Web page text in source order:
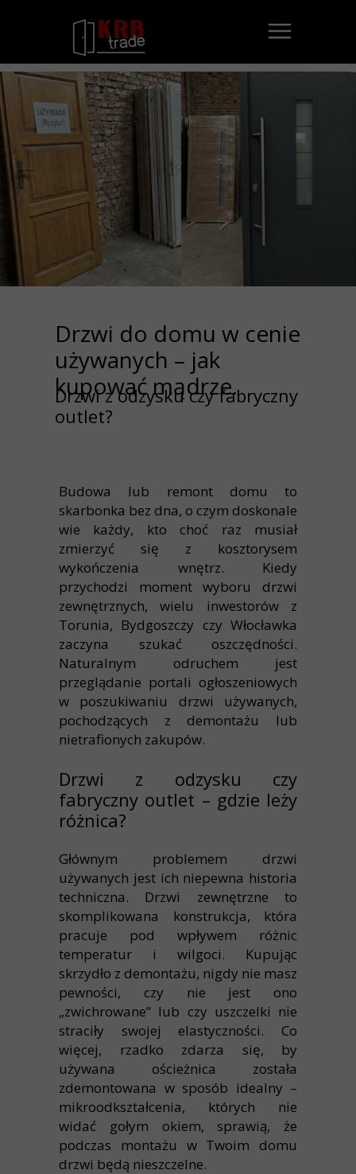
Drzwi z odzysku czy fabryczny
outlet?
Drzwi do domu w cenie
używanych – jak
kupować mądrze.
Budowa lub remont domu to
skarbonka bez dna, o czym doskonale
wie każdy, kto choć raz musiał
zmierzyć się z kosztorysem
wykończenia wnętrz. Kiedy
przychodzi moment wyboru drzwi
zewnętrznych, wielu inwestorów z
Torunia, Bydgoszczy czy Włocławka
zaczyna szukać oszczędności.
Naturalnym odruchem jest
przeglądanie portali ogłoszeniowych
w poszukiwaniu drzwi używanych,
pochodzących z demontażu lub
nietrafionych zakupów.
Drzwi z odzysku czy
fabryczny outlet – gdzie leży
różnica?
Głównym problemem drzwi
używanych jest ich niepewna historia
techniczna. Drzwi zewnętrzne to
skomplikowana konstrukcja, która
pracuje pod wpływem różnic
temperatur i wilgoci. Kupując
skrzydło z demontażu, nigdy nie masz
pewności, czy nie jest ono
„zwichrowane” lub czy uszczelki nie
straciły swojej elastyczności. Co
więcej, rzadko zdarza się, by
używana ościeżnica została
zdemontowana w sposób idealny –
mikroodkształcenia, których nie
widać gołym okiem, sprawią, że
podczas montażu w Twoim domu
drzwi będą nieszczelne.